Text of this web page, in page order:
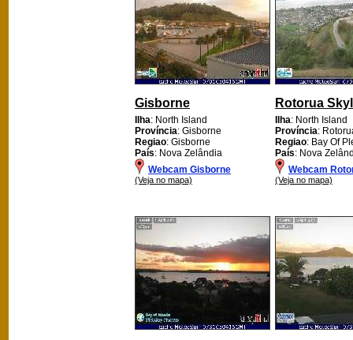
Gisborne
Ilha: North Island
Província: Gisborne
Regiao: Gisborne
País: Nova Zelândia
Webcam Gisborne
(Veja no mapa)
Rotorua
Ilha: North Island
Província:
Regiao: Bay Of
País: Nova
Webcam
(Veja no mapa)